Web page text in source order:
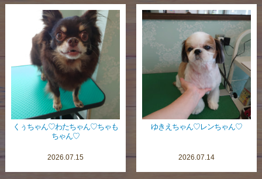
くぅちゃん♡わたちゃん♡ちゃも
ちゃん♡
2026.07.15
ゆきえちゃん♡レンちゃん♡
2026.07.14